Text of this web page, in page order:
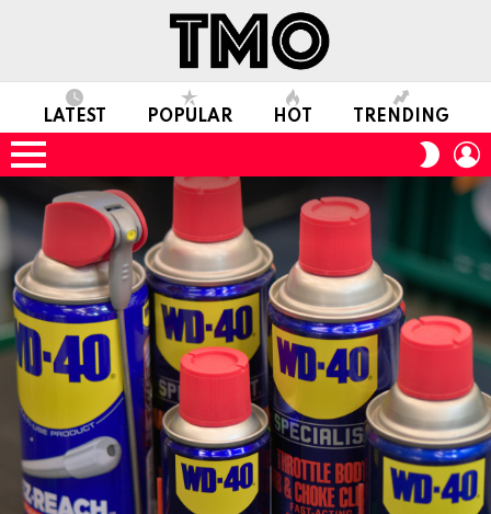
LATEST POPULAR HOT TRENDING
Menu
SKIN